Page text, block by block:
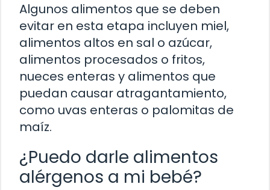
Algunos alimentos que se deben
evitar en esta etapa incluyen miel,
alimentos altos en sal o azúcar,
alimentos procesados o fritos,
nueces enteras y alimentos que
puedan causar atragantamiento,
como uvas enteras o palomitas de
maíz.
¿Puedo darle alimentos
alérgenos a mi bebé?